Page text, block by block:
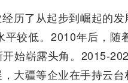
历了从起步到崛起的
较低。2010年后，随
始崭露头角。2015-
大疆等企业在手持云台